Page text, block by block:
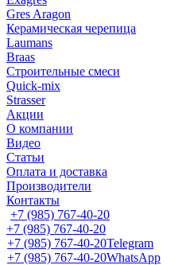
Gres Aragon
Керамическая черепица
Laumans
Braas
Строительные смеси
Quick-mix
Strasser
Акции
О компании
Видео
Статьи
Оплата и доставка
Производители
Контакты
+7 (985) 767-40-20
+7 (985) 767-40-20
+7 (985) 767-40-20Telegram
+7 (985) 767-40-20WhatsApp